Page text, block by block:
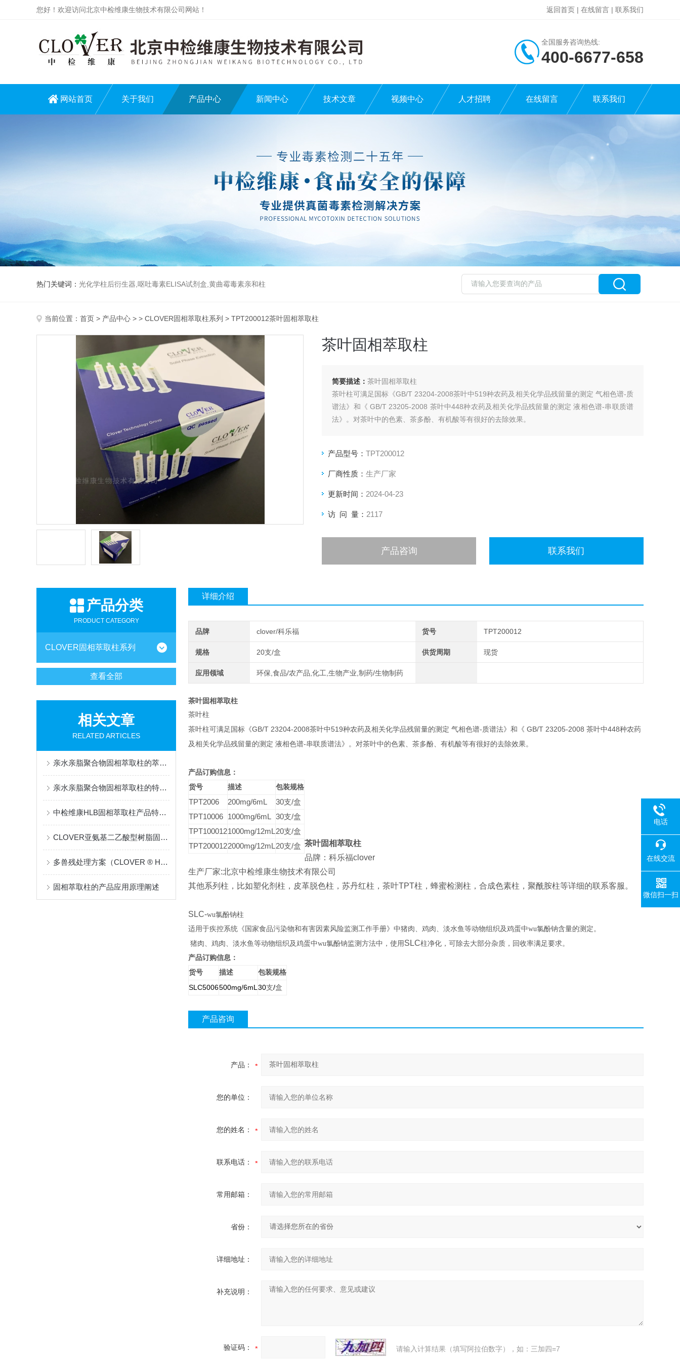
您好！欢迎访问北京中检维康生物技术有限公司网站！ 返回首页 | 在线留言 | 联系我们
全国服务咨询热线:
400-6677-658
网站首页 关于我们 产品中心 新闻中心 技术文章 视频中心 人才招聘 在线留言 联系我们
热门关键词： 光化学柱后衍生器,呕吐毒素ELISA试剂盒,黄曲霉毒素亲和柱
当前位置： 首页 > 产品中心 > > CLOVER固相萃取柱系列 > TPT200012茶叶固相萃取柱
茶叶固相萃取柱
简要描述： 茶叶固相萃取柱
茶叶柱可满足国标《GB/T 23204-2008茶叶中519种农药及相关化学品残留量的测定 气相色谱-质
谱法》和《 GB/T 23205-2008 茶叶中448种农药及相关化学品残留量的测定 液相色谱-串联质谱
法》。对茶叶中的色素、茶多酚、有机酸等有很好的去除效果。
产品型号： TPT200012
厂商性质： 生产厂家
更新时间： 2024-04-23
访 问 量： 2117
产品咨询 联系我们
产品分类
PRODUCT CATEGORY
CLOVER固相萃取柱系列
查看全部
相关文章
RELATED ARTICLES
亲水亲脂聚合物固相萃取柱的萃取工艺流程
亲水亲脂聚合物固相萃取柱的特点和主要应用领域
中检维康HLB固相萃取柱产品特征知多少
CLOVER亚氨基二乙酸型树脂固相萃取柱产品详细说明
多兽残处理方案（CLOVER ® HLB净化柱）的相关介绍
固相萃取柱的产品应用原理阐述
详细介绍
品牌 clover/科乐福 货号 TPT200012
规格 20支/盒 供货周期 现货
应用领域 环保,食品/农产品,化工,生物产业,制药/生物制药
茶叶固相萃取柱
茶叶柱
茶叶柱可满足国标《GB/T 23204-2008茶叶中519种农药及相关化学品残留量的测定 气相色谱-质谱法》和《 GB/T 23205-2008 茶叶中448种农药
及相关化学品残留量的测定 液相色谱-串联质谱法》。对茶叶中的色素、茶多酚、有机酸等有很好的去除效果。
产品订购信息：
货号
描述 包装规格
TPT2006 200mg/6mL 30支/盒
TPT10006
1000mg/6mL 30支/盒
TPT1000121000mg/12mL20支/盒
TPT2000122000mg/12mL20支/盒 茶叶固相萃取柱
品牌：科乐福clover
生产厂家:北京中检维康生物技术有限公司
其他系列柱，比如塑化剂柱，皮革脱色柱，苏丹红柱，茶叶TPT柱，蜂蜜检测柱，合成色素柱，聚酰胺柱等详细的联系客服。
SLC-wu氯酚钠柱
适用于疾控系统《国家食品污染物和有害因素风险监测工作手册》中猪肉、鸡肉、淡水鱼等动物组织及鸡蛋中wu氯酚钠含量的测定。
猪肉、鸡肉、淡水鱼等动物组织及鸡蛋中wu氯酚钠监测方法中，使用 SLC柱净化，可除去大部分杂质，回收率满足要求。
产品订购信息：
货号
描述 包装规格
SLC5006500mg/6mL 30支/盒
产品咨询
产品：
您的单位：
您的姓名：
联系电话：
常用邮箱：
省份：
详细地址：
补充说明：
验证码： 请输入计算结果（填写阿拉伯数字），如：三加四=7
电话
在线交流
微信扫一扫